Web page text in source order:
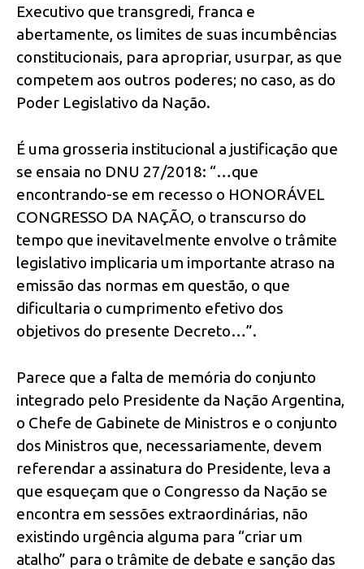
Executivo que transgredi, franca e
abertamente, os limites de suas incumbências
constitucionais, para apropriar, usurpar, as que
competem aos outros poderes; no caso, as do
Poder Legislativo da Nação.
É uma grosseria institucional a justificação que
se ensaia no DNU 27/2018: “…que
encontrando-se em recesso o HONORÁVEL
CONGRESSO DA NAÇÃO, o transcurso do
tempo que inevitavelmente envolve o trâmite
legislativo implicaria um importante atraso na
emissão das normas em questão, o que
dificultaria o cumprimento efetivo dos
objetivos do presente Decreto…”.
Parece que a falta de memória do conjunto
integrado pelo Presidente da Nação Argentina,
o Chefe de Gabinete de Ministros e o conjunto
dos Ministros que, necessariamente, devem
referendar a assinatura do Presidente, leva a
que esqueçam que o Congresso da Nação se
encontra em sessões extraordinárias, não
existindo urgência alguma para “criar um
atalho” para o trâmite de debate e sanção das